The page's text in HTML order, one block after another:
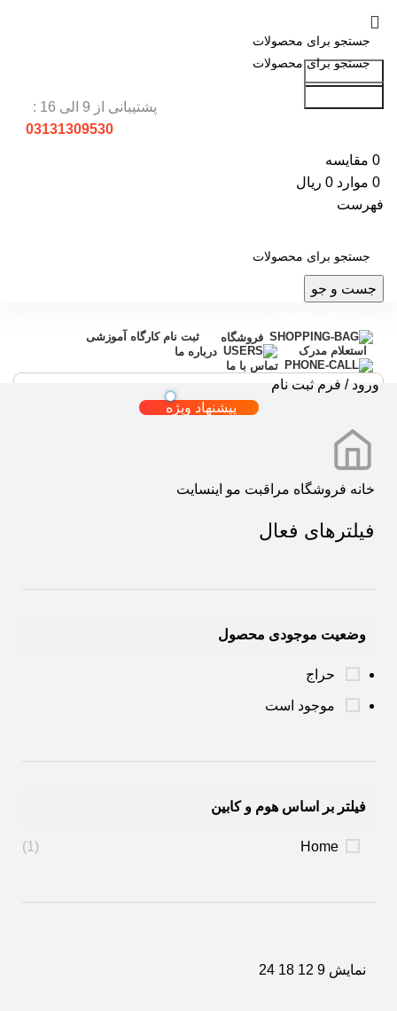
جست و جو
پشتیبانی از 9 الی 16 :
03131309530
0 مقایسه
0 موارد 0 ریال
فهرست
جست و جو
فروشگاه
ثبت نام کارگاه آموزشی
استعلام مدرک
درباره ما
تماس با ما
ورود / فرم ثبت نام
پیشنهاد ویژه
خانه فروشگاه مراقبت مو اینسایت
فیلترهای فعال
وضعیت موجودی محصول
حراج
موجود است
فیلتر بر اساس هوم و کابین
Home
(1)
نمایش 9
12
18
24